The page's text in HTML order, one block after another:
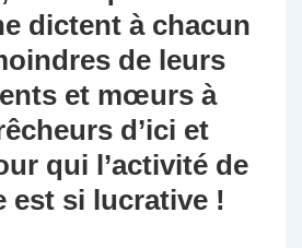
dictent à chacun
de leurs
et mœurs à
d’ici et
qui l’activité de
est si lucrative !